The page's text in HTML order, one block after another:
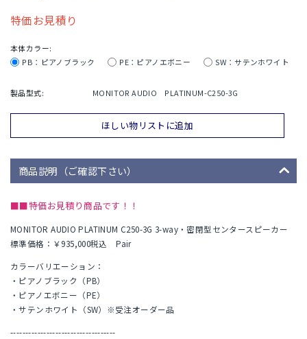
特価お見積り
本体カラー:
PB：ピアノブラック
PE：ピアノエボニー SW：サテンホワイト
製品型式: MONITOR AUDIO PLATINUM-C250-3G
ほしい物リストに追加
商品説明（ご確認下さい）
■■特価お見積り商品です！！
MONITOR AUDIO PLATINUM C250-3G 3-way・密閉型センタースピーカー
標準価格：￥935,000税込 Pair
カラーバリエーション：
・ピアノブラック（PB）
・ピアノエボニー（PE）
・サテンホワイト（SW）※受注オーダー品
-----------------------------------